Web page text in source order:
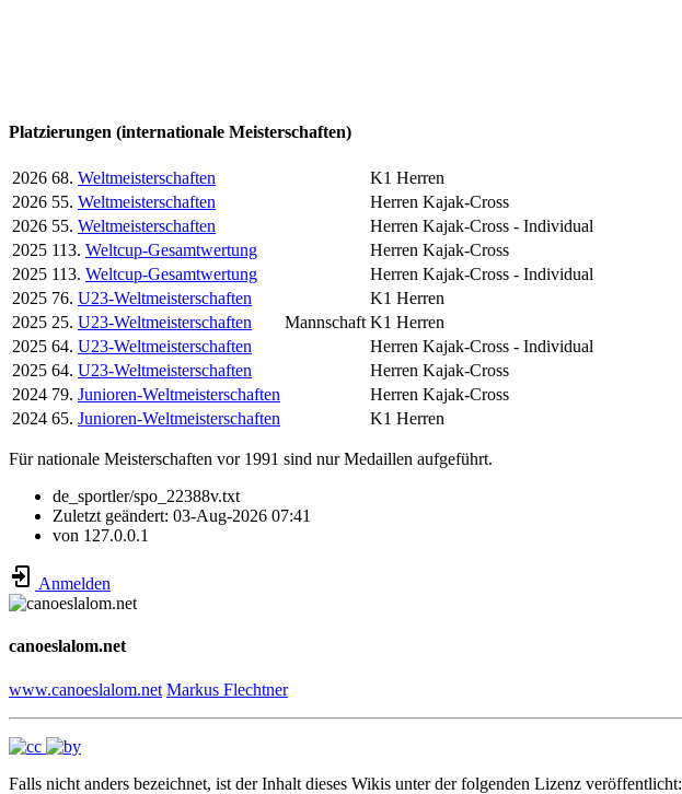
Platzierungen (internationale Meisterschaften)
2026 68. Weltmeisterschaften
K1 Herren
2026 55. Weltmeisterschaften
Herren Kajak-Cross
2026 55. Weltmeisterschaften
Herren Kajak-Cross - Individual
2025 113. Weltcup-Gesamtwertung
Herren Kajak-Cross
2025 113. Weltcup-Gesamtwertung
Herren Kajak-Cross - Individual
2025 76. U23-Weltmeisterschaften
K1 Herren
2025 25. U23-Weltmeisterschaften Mannschaft K1 Herren
2025 64. U23-Weltmeisterschaften
Herren Kajak-Cross - Individual
2025 64. U23-Weltmeisterschaften
Herren Kajak-Cross
2024 79. Junioren-Weltmeisterschaften
Herren Kajak-Cross
2024 65. Junioren-Weltmeisterschaften K1 Herren
Für nationale Meisterschaften vor 1991 sind nur Medaillen aufgeführt.
de_sportler/spo_22388v.txt
Zuletzt geändert: 03-Aug-2026 07:41
von 127.0.0.1
Anmelden
canoeslalom.net
www.canoeslalom.net Markus Flechtner
Falls nicht anders bezeichnet, ist der Inhalt dieses Wikis unter der folgenden Lizenz veröffentlicht: